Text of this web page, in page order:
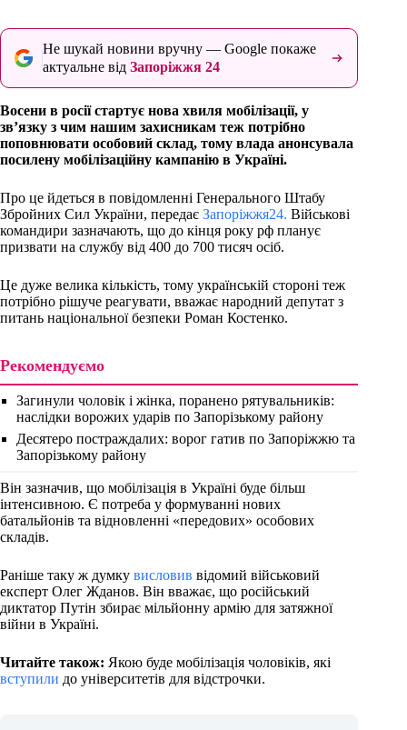
Не шукай новини вручну — Google покаже
актуальне від Запоріжжя 24
Восени в росії стартує нова хвиля мобілізації, у
зв’язку з чим нашим захисникам теж потрібно
поповнювати особовий склад, тому влада анонсувала
посилену мобілізаційну кампанію в Україні.
Про це йдеться в повідомленні Генерального Штабу
Збройних Сил України, передає Запоріжжя24. Військові
командири зазначають, що до кінця року рф планує
призвати на службу від 400 до 700 тисяч осіб.
Це дуже велика кількість, тому українській стороні теж
потрібно рішуче реагувати, вважає народний депутат з
питань національної безпеки Роман Костенко.
Рекомендуємо
Загинули чоловік і жінка, поранено рятувальників:
наслідки ворожих ударів по Запорізькому району
Десятеро постраждалих: ворог гатив по Запоріжжю та
Запорізькому району
Він зазначив, що мобілізація в Україні буде більш
інтенсивною. Є потреба у формуванні нових
батальйонів та відновленні «передових» особових
складів.
Раніше таку ж думку висловив відомий військовий
експерт Олег Жданов. Він вважає, що російський
диктатор Путін збирає мільйонну армію для затяжної
війни в Україні.
Читайте також: Якою буде мобілізація чоловіків, які
вступили до університетів для відстрочки.